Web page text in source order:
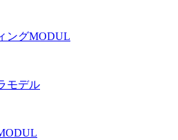
ングMODUL
モデル